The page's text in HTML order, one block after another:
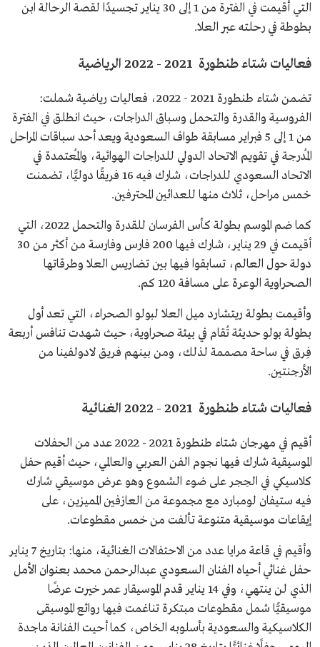
التي أقيمت في الفترة من 1 إلى 30 يناير تجسيدًا لقصة الرحالة ابن
بطوطة في رحلته عبر العلا.
فعاليات شتاء طنطورة 2021 - 2022 الرياضية
تضمن شتاء طنطورة 2021 - 2022، فعاليات رياضية شملت:
الفروسية والقدرة والتحمل وسباق الدراجات، حيث انطلق في الفترة
من 1 إلى 5 فبراير مسابقة طواف السعودية ويعد أحد سباقات المراحل
المُدرجة في تقويم الاتحاد الدولي للدراجات الهوائية، والمُعتمدة في
الاتحاد السعودي للدراجات، شارك فيه 16 فريقًا دوليًّا، تضمنت
خمس مراحل، ثلاث منها للعدائين المحترفين.
كما ضم الموسم بطولة كأس الفرسان للقدرة والتحمل 2022، التي
أقيمت في 29 يناير، شارك فيها 200 فارس وفارسة من أكثر من 30
دولة حول العالم، تسابقوا فيها بين تضاريس العلا وطرقاتها
الصحراوية الوعرة على مسافة 120 كم.
وأقيمت بطولة ريتشارد ميل العلا لبولو الصحراء، التي تعد أول
بطولة بولو حديثة تُقام في بيئة صحراوية، حيث شهدت تنافس أربعة
فِرق في ساحة مصممة لذلك، ومن بينهم فريق لادولفينا من
الأرجنتين.
فعاليات شتاء طنطورة 2021 - 2022 الغنائية
أقيم في مهرجان شتاء طنطورة 2021 - 2022 عدد من الحفلات
الموسيقية شارك فيها نجوم الفن العربي والعالمي، حيث أقيم حفل
كلاسيكي في الحِجر على ضوء الشموع وهو عرض موسيقي شارك
فيه ستيفان لومبارد مع مجموعة من العازفين المميزين، على
إيقاعات موسيقية متنوعة تألفت من خمس مقطوعات.
وأقيم في قاعة مرايا عدد من الاحتفالات الغنائية، منها: بتاريخ 7 يناير
حفل غنائي أحياه الفنان السعودي عبدالرحمن محمد بعنوان الأمل
الذي لن ينتهي، وفي 14 يناير قدم الموسيقار عمر خيرت عرضًا
موسيقيًّا شمل مقطوعات مبتكرة تناغمت فيها روائع الموسيقى
الكلاسيكية والسعودية بأسلوبه الخاص، كما أحيت الفنانة ماجدة